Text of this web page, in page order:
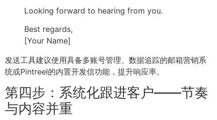
Looking forward to hearing from you.
Best regards,
[Your Name]
发送工具建议使用具备多账号管理、数据追踪的邮箱营销系
统或Pintreel的内置开发信功能，提升响应率。
第四步：系统化跟进客户——节奏
与内容并重